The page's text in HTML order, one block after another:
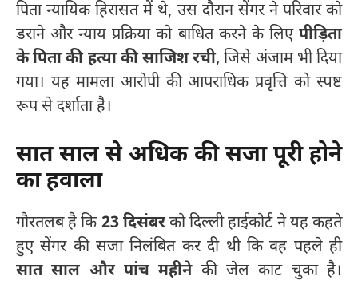
पिता न्यायिक हिरासत में थे, उस दौरान सेंगर ने परिवार को
डराने और न्याय प्रक्रिया को बाधित करने के लिए पीड़िता
के पिता की हत्या की साजिश रची, जिसे अंजाम भी दिया
गया। यह मामला आरोपी की आपराधिक प्रवृत्ति को स्पष्ट
रूप से दर्शाता है।
सात साल से अधिक की सजा पूरी होने
का हवाला
गौरतलब है कि23 दिसंबरको दिल्ली हाईकोर्ट ने यह कहते
हुए सेंगर की सजा निलंबित कर दी थी कि वह पहले ही
सात साल और पांच महीनेकी जेल काट चुका है।